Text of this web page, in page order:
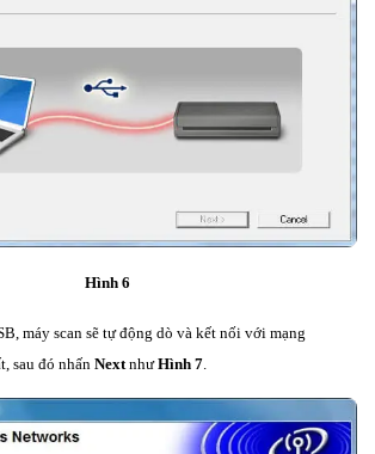
Hình 6
máy scan sẽ tự động dò và kết nối với mạng
sau đó nhấn Next nhưHình 7